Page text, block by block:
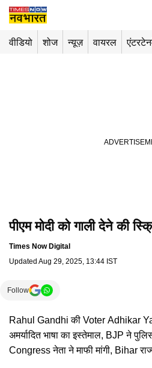
वीडियो शोज न्यूज़ वायरल
Playing in picture-in-
पीएम मोदी को गाली देने की
Times Now Digital
Updated Aug 29, 2025, 13:44 IST
Follow
Rahul Gandhi की Voter Adhikar
अमर्यादित भाषा का इस्तेमाल, BJP ने
Congress नेता ने माफी मांगी, Bihar